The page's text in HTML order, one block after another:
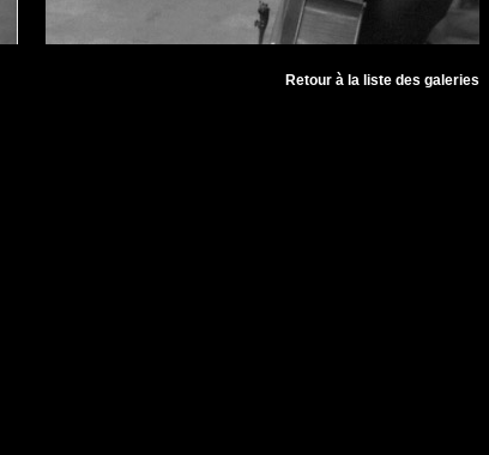
Retour à la liste des galeries